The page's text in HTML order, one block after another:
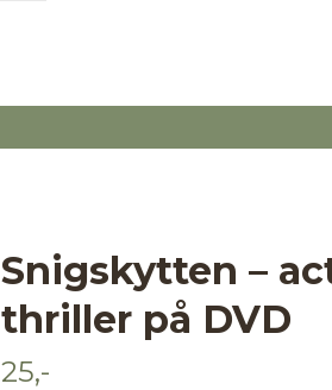
Snigskytten –
thriller på DVD
25,-